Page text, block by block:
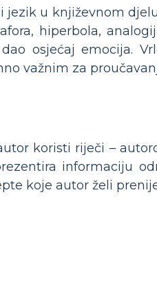
u književnom
hiperbola,
osjećaj emocija.
važnim za
koristi riječi –
informaciju
koje autor želi